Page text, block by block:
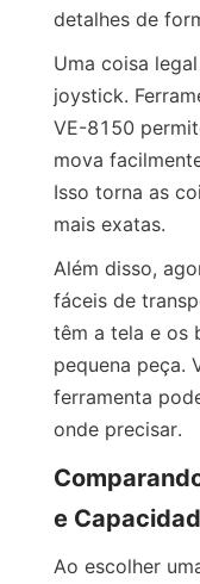
detalhes de
Uma coisa
joystick.
VE-8150
mova
Isso torna as
mais exatas.
Além disso,
fáceis de
têm a tela e os
pequena peça.
ferramenta
onde precisar.
e
Ao escolher